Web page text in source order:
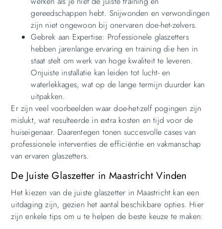
gereedschappen hebt. Snijwonden en verwondingen
zijn niet ongewoon bij onervaren doe-het-zelvers.
Gebrek aan Expertise: Professionele glaszetters
hebben jarenlange ervaring en training die hen in
staat stelt om werk van hoge kwaliteit te leveren.
Onjuiste installatie kan leiden tot lucht- en
waterlekkages, wat op de lange termijn duurder kan
uitpakken.
Er zijn veel voorbeelden waar doe-het-zelf pogingen zijn
mislukt, wat resulteerde in extra kosten en tijd voor de
huiseigenaar. Daarentegen tonen succesvolle cases van
professionele interventies de efficiëntie en vakmanschap
van ervaren glaszetters.
De Juiste Glaszetter in Maastricht Vinden
Het kiezen van de juiste glaszetter in Maastricht kan een
uitdaging zijn, gezien het aantal beschikbare opties. Hier
zijn enkele tips om u te helpen de beste keuze te maken: